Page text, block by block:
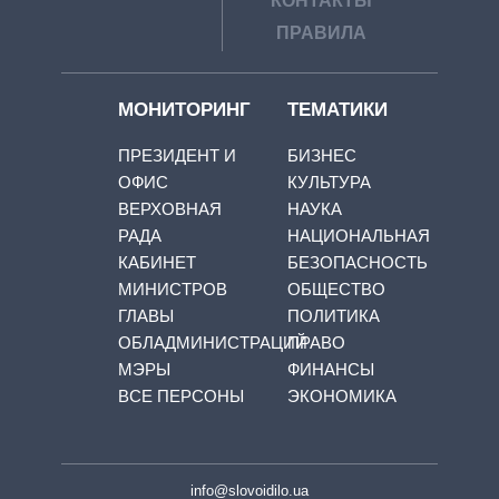
ПРАВИЛА
МОНИТОРИНГ
ПРЕЗИДЕНТ И
ОФИС
ВЕРХОВНАЯ
РАДА
КАБИНЕТ
МИНИСТРОВ
ГЛАВЫ
ОБЛАДМИНИСТРАЦИЙ
МЭРЫ
ВСЕ ПЕРСОНЫ
ТЕМАТИКИ
БИЗНЕС
КУЛЬТУРА
НАУКА
НАЦИОНАЛЬНАЯ
БЕЗОПАСНОСТЬ
ОБЩЕСТВО
ПОЛИТИКА
ПРАВО
ФИНАНСЫ
ЭКОНОМИКА
info@slovoidilo.ua